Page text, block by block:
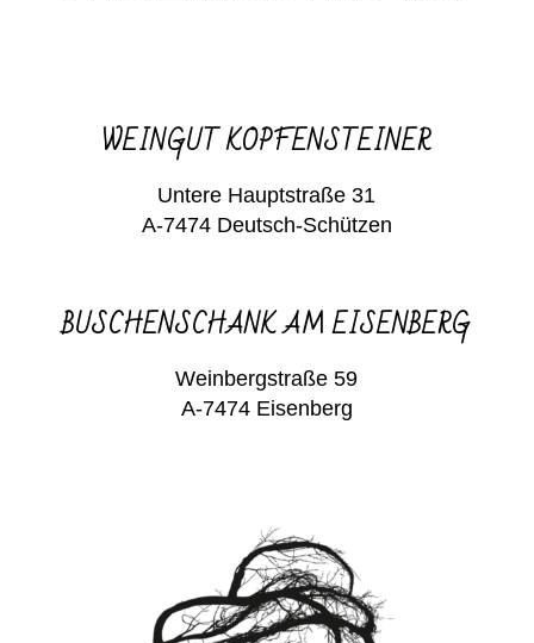
WEINGUT KOPFENSTEINER
Untere Hauptstraße 31
A-7474 Deutsch-Schützen
BUSCHENSCHANK AM EISENBERG
Weinbergstraße 59
A-7474 Eisenberg